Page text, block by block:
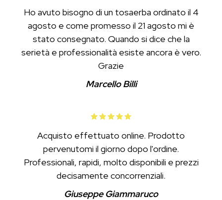
Ho avuto bisogno di un tosaerba ordinato il 4
agosto e come promesso il 21 agosto mi è
stato consegnato. Quando si dice che la
serietà e professionalità esiste ancora è vero.
Grazie
Marcello Billi
Acquisto effettuato online. Prodotto
pervenutomi il giorno dopo l'ordine.
Professionali, rapidi, molto disponibili e prezzi
decisamente concorrenziali.
Giuseppe Giammaruco